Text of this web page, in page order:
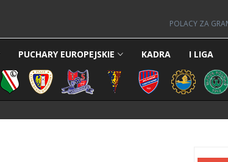
POLACY ZA
PUCHARY EUROPEJSKIE KADRA I LIGA